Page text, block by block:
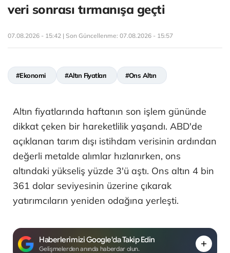
veri sonrası tırmanışa geçti
07.08.2026 - 15:42 | Son Güncellenme: 07.08.2026 - 15:57
#Ekonomi #Altın Fiyatları #Ons Altın
Altın fiyatlarında haftanın son işlem gününde
dikkat çeken bir hareketlilik yaşandı. ABD'de
açıklanan tarım dışı istihdam verisinin ardından
değerli metalde alımlar hızlanırken, ons
altındaki yükseliş yüzde 3'ü aştı. Ons altın 4 bin
361 dolar seviyesinin üzerine çıkarak
yatırımcıların yeniden odağına yerleşti.
Haberlerimizi Google'da Takip Edin
Gelişmelerden anında haberdar olun.